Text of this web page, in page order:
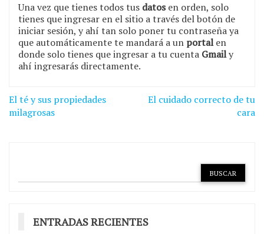
Una vez que tienes todos tus datosen orden, solo
tienes que ingresar en el sitio a través del botón de
iniciar sesión, y ahí tan solo poner tu contraseña ya
que automáticamente te mandará a un portalen
donde solo tienes que ingresar a tu cuenta Gmaily
ahí ingresarás directamente.
Navegación
de
El té y sus propiedades
milagrosas
El cuidado correcto de tu
cara
ENTRADAS RECIENTES